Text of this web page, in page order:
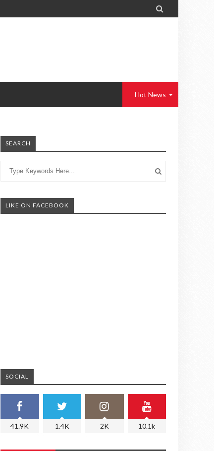

Hot News
SEARCH
LIKE ON FACEBOOK
SOCIAL
41.9K 1.4K 2K 10.1k